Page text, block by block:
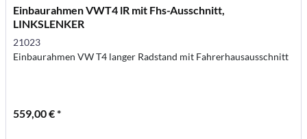
Einbaurahmen VWT4 lR mit Fhs-Ausschnitt,
LINKSLENKER
21023
Einbaurahmen VW T4 langer Radstand mit Fahrerhausausschnitt
559,00 € *